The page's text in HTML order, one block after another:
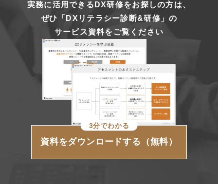
実務に活用できるDX研修をお探しの方は、
ぜひ「DXリテラシー診断&研修」の
サービス資料をご覧ください
3分でわかる
資料をダウンロードする（無料）